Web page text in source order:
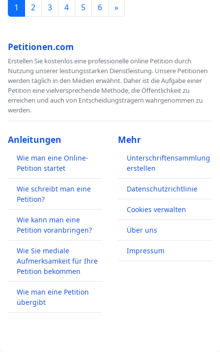
1 2 3 4 5 6 »
Petitionen.com
Erstellen Sie kostenlos eine professionelle online Petition durch
Nutzung unserer leistungsstarken Dienstleistung. Unsere Petitionen
werden täglich in den Medien erwähnt. Daher ist die Aufgabe einer
Petition eine vielversprechende Methode, die Öffentlichkeit zu
erreichen und auch von Entscheidungsträgern wahrgenommen zu
werden.
Anleitungen
Wie man eine Online-
Petition startet
Wie schreibt man eine
Petition?
Wie kann man eine
Petition voranbringen?
Wie Sie mediale
Aufmerksamkeit für Ihre
Petition bekommen
Wie man eine Petition
übergibt
Mehr
Unterschriftensammlung
erstellen
Datenschutzrichtlinie
Cookies verwalten
Über uns
Impressum